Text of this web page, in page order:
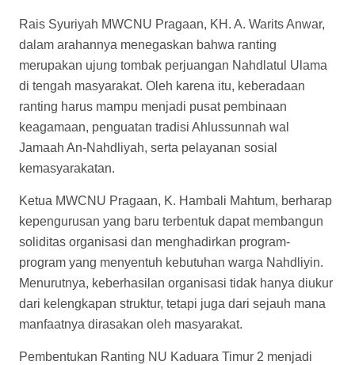
Rais Syuriyah MWCNU Pragaan, KH. A. Warits Anwar,
dalam arahannya menegaskan bahwa ranting
merupakan ujung tombak perjuangan Nahdlatul Ulama
di tengah masyarakat. Oleh karena itu, keberadaan
ranting harus mampu menjadi pusat pembinaan
keagamaan, penguatan tradisi Ahlussunnah wal
Jamaah An-Nahdliyah, serta pelayanan sosial
kemasyarakatan.
Ketua MWCNU Pragaan, K. Hambali Mahtum, berharap
kepengurusan yang baru terbentuk dapat membangun
soliditas organisasi dan menghadirkan program-
program yang menyentuh kebutuhan warga Nahdliyin.
Menurutnya, keberhasilan organisasi tidak hanya diukur
dari kelengkapan struktur, tetapi juga dari sejauh mana
manfaatnya dirasakan oleh masyarakat.
Pembentukan Ranting NU Kaduara Timur 2 menjadi